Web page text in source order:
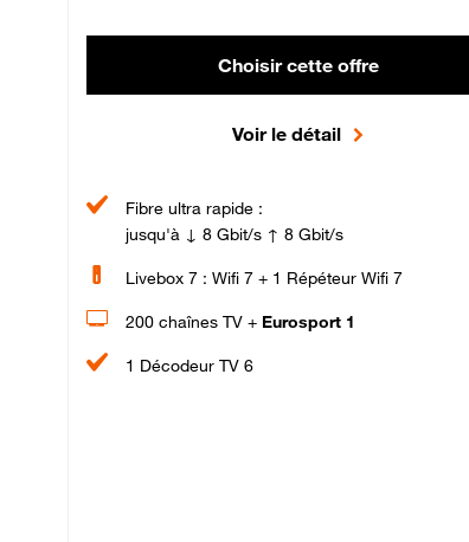
Choisir cette offre
Voir le détail
Fibre ultra rapide :
jusqu'à ↓ 8 Gbit/s ↑ 8 Gbit/s
Livebox 7 : Wifi 7 + 1 Répéteur Wifi 7
200 chaînes TV + Eurosport 1
1 Décodeur TV 6